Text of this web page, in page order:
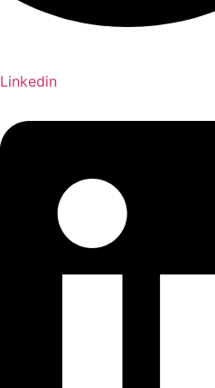
Linkedin